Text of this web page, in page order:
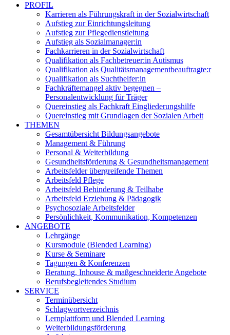
PROFIL
Karrieren als Führungskraft in der Sozialwirtschaft
Aufstieg zur Einrichtungsleitung
Aufstieg zur Pflegedienstleitung
Aufstieg als Sozialmanager:in
Fachkarrieren in der Sozialwirtschaft
Qualifikation als Fachbetreuer:in Autismus
Qualifikation als Qualitätsmanagementbeauftragte:r
Qualifikation als Suchthelfer:in
Fachkräftemangel aktiv begegnen –
Personalentwicklung für Träger
Quereinstieg als Fachkraft Eingliederungshilfe
Quereinstieg mit Grundlagen der Sozialen Arbeit
THEMEN
Gesamtübersicht Bildungsangebote
Management & Führung
Personal & Weiterbildung
Gesundheitsförderung & Gesundheitsmanagement
Arbeitsfelder übergreifende Themen
Arbeitsfeld Pflege
Arbeitsfeld Behinderung & Teilhabe
Arbeitsfeld Erziehung & Pädagogik
Psychosoziale Arbeitsfelder
Persönlichkeit, Kommunikation, Kompetenzen
ANGEBOTE
Lehrgänge
Kursmodule (Blended Learning)
Kurse & Seminare
Tagungen & Konferenzen
Beratung, Inhouse & maßgeschneiderte Angebote
Berufsbegleitendes Studium
SERVICE
Terminübersicht
Schlagwortverzeichnis
Lernplattform und Blended Learning
Weiterbildungsförderung